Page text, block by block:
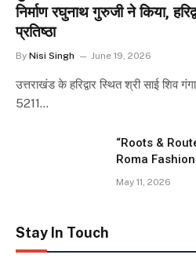
निर्माण रघुनाथ गुरुजी ने किया,
प्रतिष्ठा
By Nisi Singh June 19, 2026
उत्तराखंड के हरिद्वार स्थित श्री साई शिव
5211…
“Roots &
Roma
May 11, 2026
Stay In Touch